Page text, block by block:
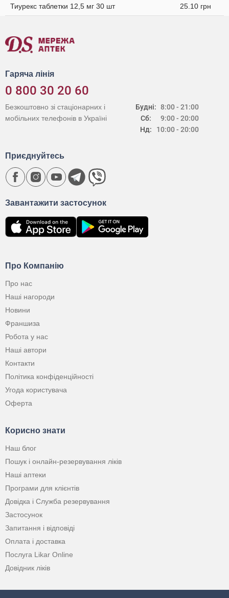
Тиурекс таблетки 12,5 мг 30 шт 25.10 грн
Гаряча лінія
0 800 30 20 60
Будні:
Сб:
Нд:
8:00 - 21:00
9:00 - 20:00
10:00 - 20:00
Безкоштовно зі стаціонарних і
мобільних телефонів в Україні
Про Компанію
Про нас
Наші нагороди
Новини
Франшиза
Робота у нас
Наші автори
Контакти
Політика конфіденційності
Угода користувача
Оферта
Корисно знати
Наш блог
Пошук і онлайн-резервування ліків
Наші аптеки
Програми для клієнтів
Довідка і Служба резервування
Застосунок
Запитання і відповіді
Оплата і доставка
Послуга Likar Online
Довідник ліків
Завантажити застосунок
Приєднуйтесь